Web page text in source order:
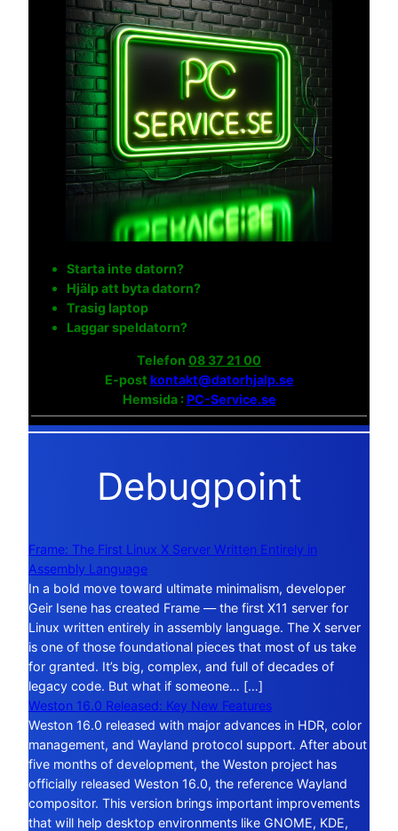
Starta inte datorn?
Hjälp att byta datorn?
Trasig laptop
Laggar speldatorn?
Telefon 08 37 21 00
E-post kontakt@datorhjalp.se
Hemsida :PC-Service.se
Debugpoint
Frame: The First Linux X Server Written Entirely in
Assembly Language
In a bold move toward ultimate minimalism, developer
Geir Isene has created Frame — the first X11 server for
Linux written entirely in assembly language. The X server
is one of those foundational pieces that most of us take
for granted. It’s big, complex, and full of decades of
legacy code. But what if someone… […]
Weston 16.0 Released: Key New Features
Weston 16.0 released with major advances in HDR, color
management, and Wayland protocol support. After about
five months of development, the Weston project has
officially released Weston 16.0, the reference Wayland
compositor. This version brings important improvements
that will help desktop environments like GNOME, KDE,